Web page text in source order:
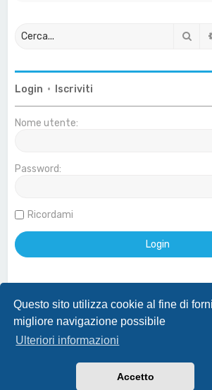
Questo sito utilizza cookie al fine di
migliore navigazione possibile
Ulteriori informazioni
Accetto
Login • Iscriviti
Nome utente:
Password:
Ricordami
Effettua login con account Google
Home Indice
phpBB